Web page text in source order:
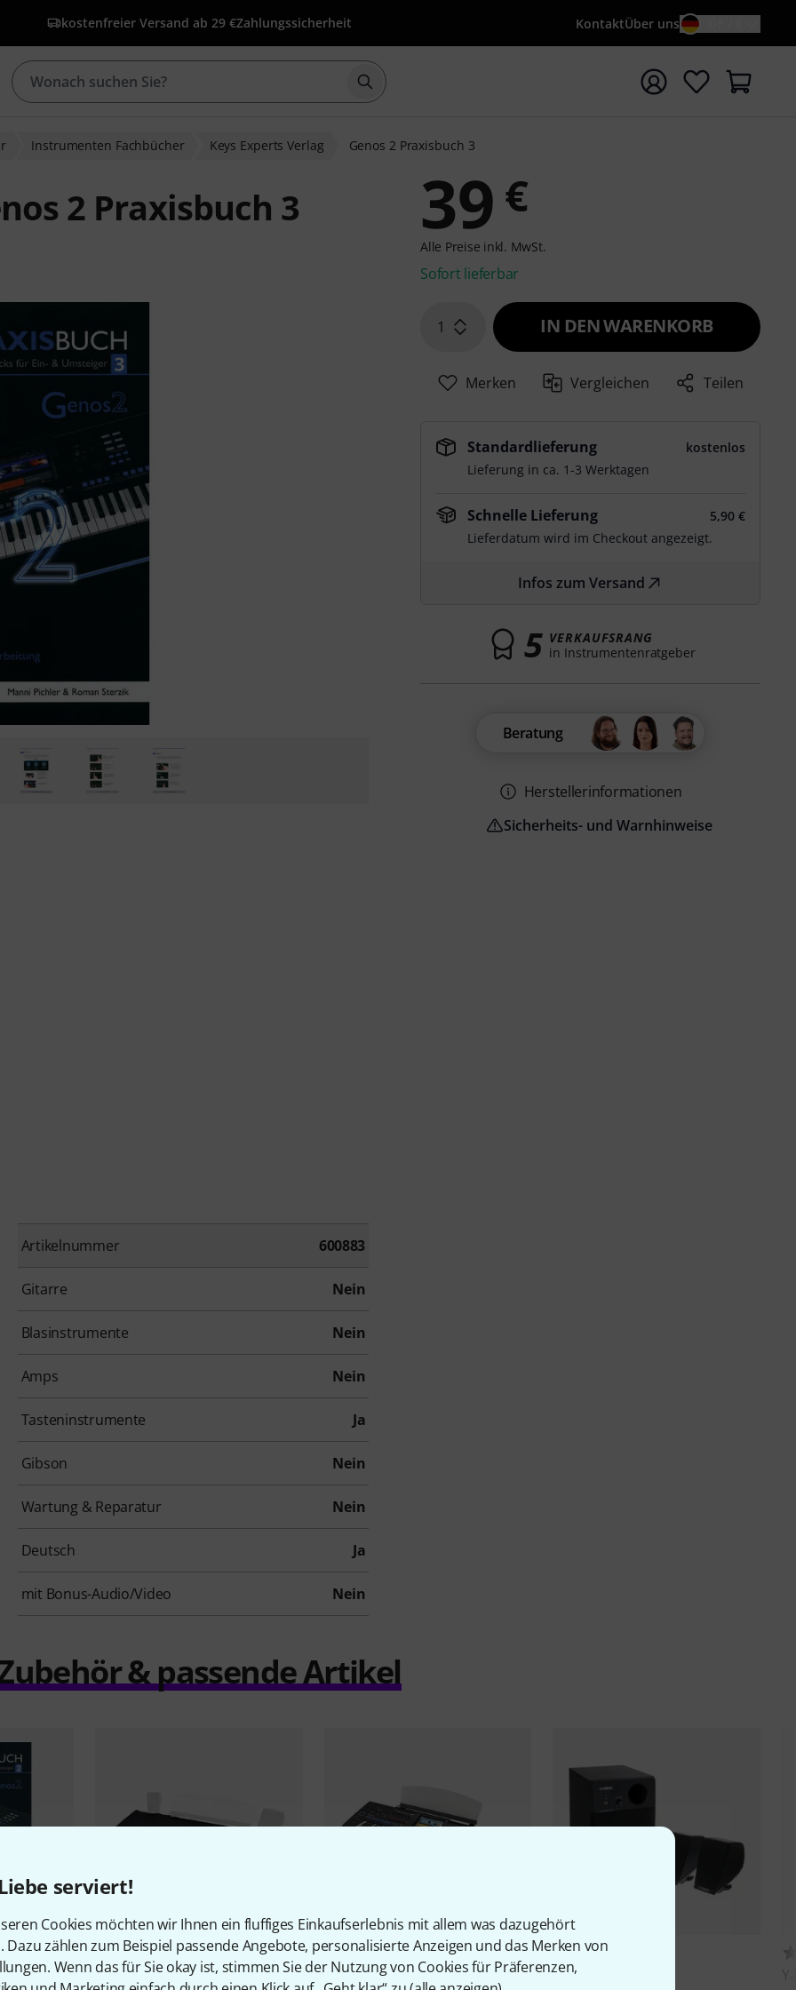
serviert!
Cookies möchten wir Ihnen ein fluffiges Einkaufserlebnis mit allem was dazugehört
Dazu zählen zum Beispiel passende Angebote, personalisierte Anzeigen und das Merken von
Wenn das für Sie okay ist, stimmen Sie der Nutzung von Cookies für Präferenzen,
kostenfreier Versand ab 29 €Zahlungssicherheit KontaktÜber uns
Suche mit Suchwort {searchTerm} starten
Instrumenten Fachbücher Keys Experts Verlag Genos 2 Praxisbuch 3
2 Praxisbuch 3
Artikelnummer 600883
Gitarre Nein
Blasinstrumente Nein
Amps Nein
Tasteninstrumente Ja
Gibson Nein
Wartung & Reparatur Nein
Deutsch Ja
mit Bonus-Audio/Video Nein
39 €
Alle Preise inkl. MwSt.
Sofort lieferbar
1 IN DEN WARENKORB
Merken Vergleichen Teilen
Standardlieferung
kostenlos
Lieferung in ca. 1-3 Werktagen
Schnelle Lieferung
5,90 €
Lieferdatum wird im Checkout angezeigt.
Infos zum Versand
5 VERKAUFSRANG
in Instrumentenratgeber
Beratung
Herstellerinformationen
Sicherheits- und Warnhinweise
& passende Artikel
2
47
ThomannDC Genos XL
60
YamahaGenos 2
Yamaha